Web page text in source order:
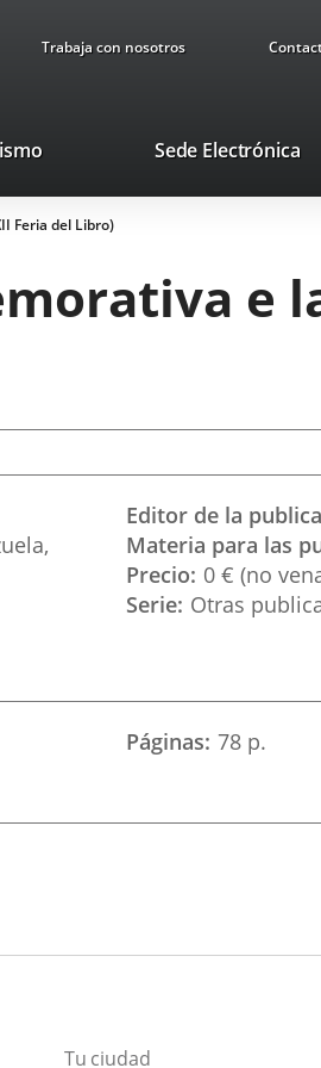
Trabaja con nosotros
Este
se
abrirá
ventana
Sede Electrónica
Feria del Libro)
e
Editor de la
Materia para las
Precio 0 € (no
Serie Otras
Páginas 78 p.
Tu ciudad